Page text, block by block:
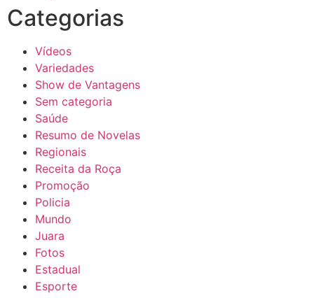
Categorias
Vídeos
Variedades
Show de Vantagens
Sem categoria
Saúde
Resumo de Novelas
Regionais
Receita da Roça
Promoção
Policia
Mundo
Juara
Fotos
Estadual
Esporte